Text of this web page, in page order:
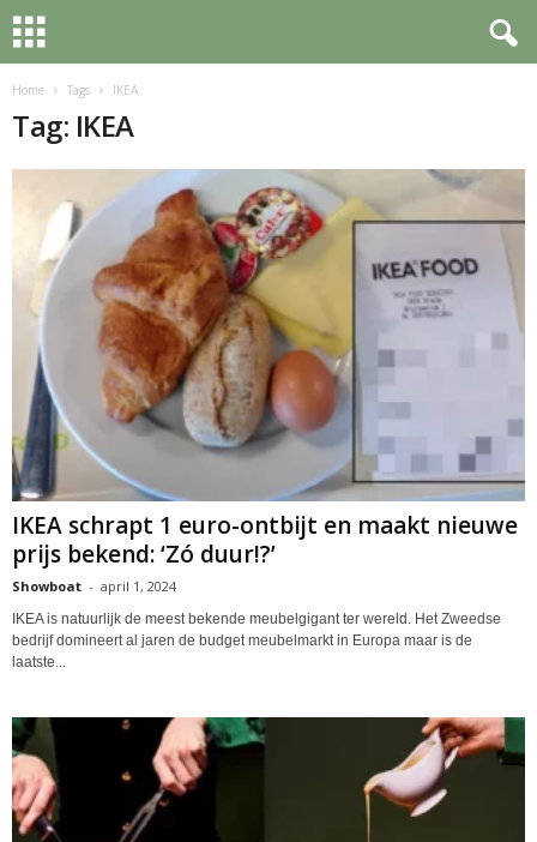
Home Tags IKEA
Tag: IKEA
IKEA schrapt 1 euro-ontbijt en maakt nieuwe
prijs bekend: ‘Zó duur!?’
Showboat - april 1, 2024
IKEA is natuurlijk de meest bekende meubelgigant ter wereld. Het Zweedse
bedrijf domineert al jaren de budget meubelmarkt in Europa maar is de
laatste...